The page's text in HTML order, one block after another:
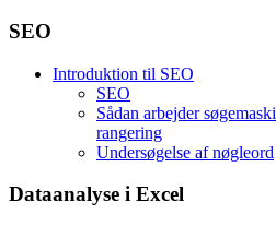
SEO
Introduktion til SEO
SEO
Sådan arbejder
rangering
Undersøgelse af nøgleord
Dataanalyse i Excel